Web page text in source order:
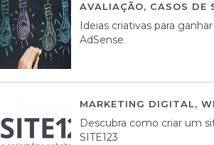
AVALIAÇÃO, CASOS DE
Ideias criativas para
AdSense
MARKETING DIGITAL,
Descubra como criar um
SITE123